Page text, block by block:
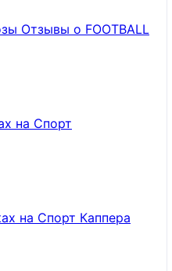
Отзывы о FOOTBALL
на Спорт
на Спорт Каппера